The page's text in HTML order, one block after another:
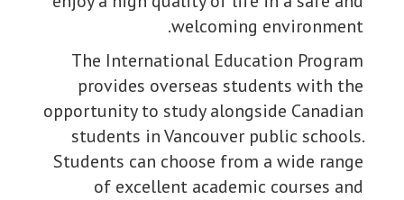
The
Students
of